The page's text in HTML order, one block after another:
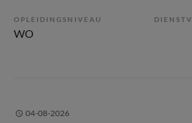
OPLEIDINGSNIVEAU
WO
04-08-2026